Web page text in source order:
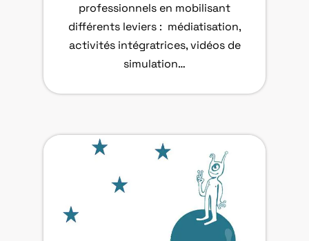
professionnels en mobilisant
différents leviers : médiatisation,
activités intégratrices, vidéos de
simulation…